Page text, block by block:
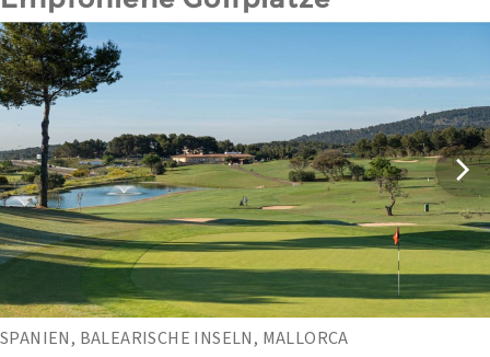
SPANIEN, BALEARISCHE INSELN, MALLORCA